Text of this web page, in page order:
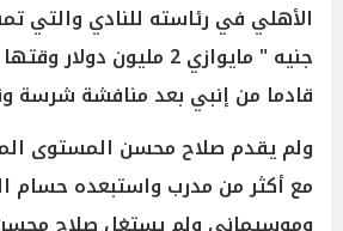
قادما من إنبي بعد منافشة شرسة
ولم يقدم صلاح محسن المستوى
مع أكثر من مدرب واستبعده حسام